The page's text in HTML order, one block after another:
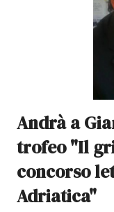
Andrà a
trofeo "Il
concorso
Adriatica"